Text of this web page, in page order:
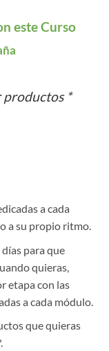
este Curso
productos *
a cada
a su propio ritmo.
para que
quieras,
etapa con las
a cada módulo.
que quieras